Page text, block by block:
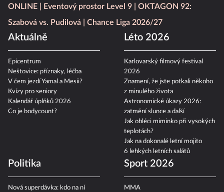
ONLINE
Eventový prostor Level 9
OKTAGON 92:
Szabová vs. Pudilová
Chance Liga 2026/27
Aktuálně
Epicentrum
Neštovice: příznaky, léčba
V čem jezdí Yamal a Mesii?
Kvízy pro seniory
Kalendář úplňků 2026
Co je bodycount?
Léto 2026
Karlovarský filmový festival
2026
Znamení, že jste potkali někoho
z minulého života
Astronomické úkazy 2026:
zatmění slunce a další
Jak obléci miminko při vysokých
teplotách?
Jak na dokonalé letní mojito
6 lehkých letních salátů
Politika
Nová superdávka: kdo na ní
Sport 2026
MMA